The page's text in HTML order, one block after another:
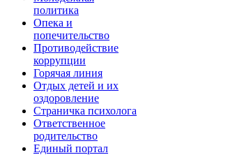
политика
Опека и
попечительство
Противодействие
коррупции
Горячая линия
Отдых детей и их
оздоровление
Страничка психолога
Ответственное
родительство
Единый портал